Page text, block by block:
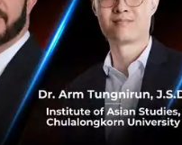
านอาหารนั่นคือ “ความ
ห้ดังหรือมีความแปลก
ที่สนใจเรื่องอาหารก็
การต้องลองร้าน
นเท่าเดิม เป็นร้านกลุ่ม